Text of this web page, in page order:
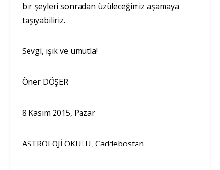
bir şeyleri sonradan üzüleceğimiz aşamaya
taşıyabiliriz.
Sevgi, ışık ve umutla!
Öner DÖŞER
8 Kasım 2015, Pazar
ASTROLOJİ OKULU, Caddebostan